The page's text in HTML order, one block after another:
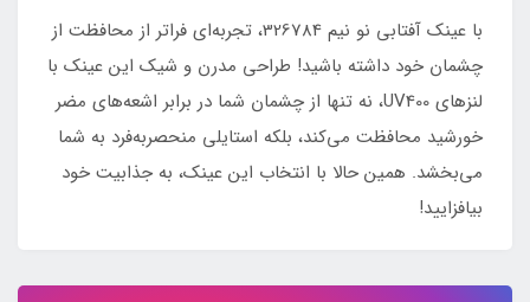
با عینک آفتابی نو نیم 326784، تجربه‌ای فراتر از محافظت از
چشمان خود داشته باشید! طراحی مدرن و شیک این عینک با
لنزهای UV400، نه تنها از چشمان شما در برابر اشعه‌های مضر
خورشید محافظت می‌کند، بلکه استایلی منحصربه‌فرد به شما
می‌بخشد. همین حالا با انتخاب این عینک، به جذابیت خود
بیافزایید!